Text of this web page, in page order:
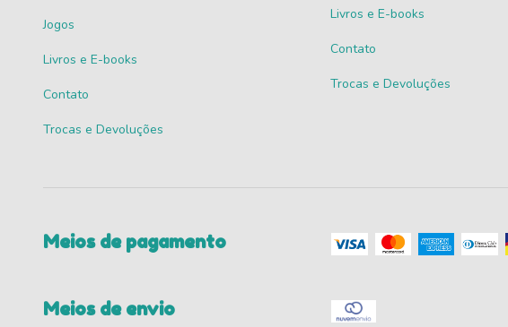
Jogos
Livros e E-books
Contato
Trocas e Devoluções
Livros e E-books
Contato
Trocas e Devoluções
Meios de pagamento
Meios de envio